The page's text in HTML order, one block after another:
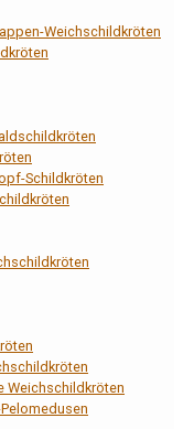
Weichschildkröten
Schildkröten
Weichschildkröten